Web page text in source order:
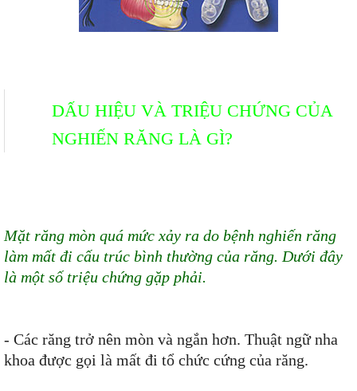
DẤU HIỆU VÀ TRIỆU CHỨNG CỦA
NGHIẾN RĂNG LÀ GÌ?
Mặt răng mòn quá mức xảy ra do bệnh nghiến răng
làm mất đi cấu trúc bình thường của răng. Dưới đây
là một số triệu chứng gặp phải.
- Các răng trở nên mòn và ngắn hơn. Thuật ngữ nha
khoa được gọi là mất đi tổ chức cứng của răng.